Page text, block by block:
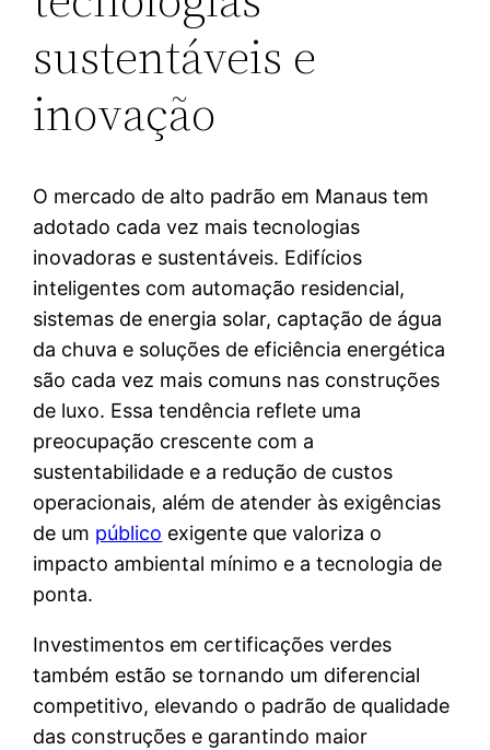
sustentáveis e
inovação
O mercado de alto padrão em Manaus tem
adotado cada vez mais tecnologias
inovadoras e sustentáveis. Edifícios
inteligentes com automação residencial,
sistemas de energia solar, captação de água
da chuva e soluções de eficiência energética
são cada vez mais comuns nas construções
de luxo. Essa tendência reflete uma
preocupação crescente com a
sustentabilidade e a redução de custos
operacionais, além de atender às exigências
de um público exigente que valoriza o
impacto ambiental mínimo e a tecnologia de
ponta.
Investimentos em certificações verdes
também estão se tornando um diferencial
competitivo, elevando o padrão de qualidade
das construções e garantindo maior